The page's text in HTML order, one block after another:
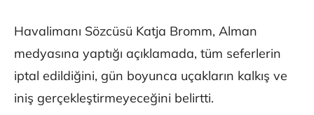
Havalimanı Sözcüsü Katja Bromm, Alman
medyasına yaptığı açıklamada, tüm seferlerin
iptal edildiğini, gün boyunca uçakların kalkış ve
iniş gerçekleştirmeyeceğini belirtti.